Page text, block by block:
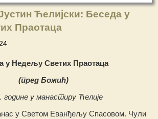
Ћелијски: Беседа у
Праотаца
у Недељу Светих Праотаца
(пред Божић)
године у манастиру Ћелије
у Светом Еванђељу Спасовом. Чули